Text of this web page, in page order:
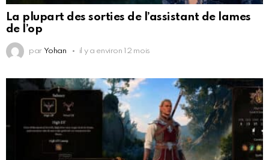
La plupart des sorties de l’assistant de lames
de l’op
par Yohan il y a environ 12 mois